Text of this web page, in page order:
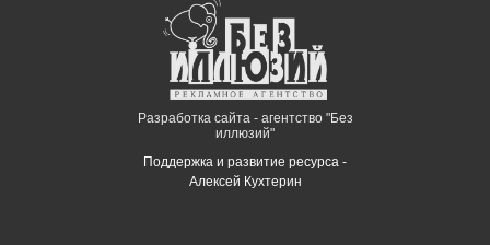
Разработка сайта - агентство "Без
иллюзий"
Поддержка и развитие ресурса -
Алексей Кухтерин